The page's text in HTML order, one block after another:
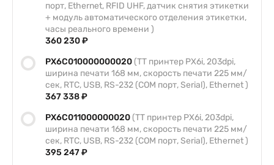
порт, Ethernet, RFID UHF, датчик снятия этикетки
+ модуль автоматического отделения этикетки,
часы реального времени )
360 230 ₽
PX6C010000000020 (TT принтер PX6i, 203dpi,
ширина печати 168 мм, скорость печати 225 мм/
сек, RTC, USB, RS-232 (COM порт, Serial), Ethernet )
367 338 ₽
PX6C011000000020 (TT принтер PX6i, 203dpi,
ширина печати 168 мм, скорость печати 225 мм/
сек, RTC, USB, RS-232 (COM порт, Serial), Ethernet )
395 247 ₽